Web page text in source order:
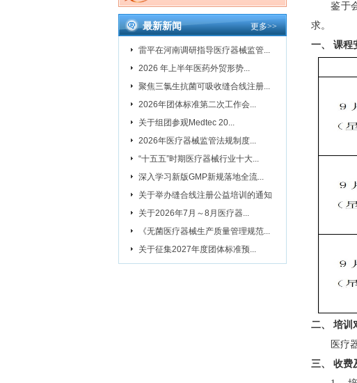
最新新闻 更多>>
雷平在河南调研指导医疗器械监管...
2026 年上半年医药外贸形势...
聚焦三氯生抗菌可吸收缝合线注册...
2026年团体标准第二次工作会...
关于组团参观Medtec 20...
2026年医疗器械监管法规制度...
“十五五”时期医疗器械行业十大...
深入学习新版GMP新规落地全流...
关于举办缝合线注册公益培训的通知
关于2026年7月～8月医疗器...
《无菌医疗器械生产质量管理规范...
关于征集2027年度团体标准预...
鉴于
求。
一、 课程
二、 培训
医疗
三、 收费